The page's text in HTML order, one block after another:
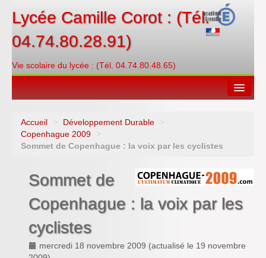
Lycée Camille Corot : (Tél.
04.74.80.28.91)
Vie scolaire du lycée : (Tél. 04.74.80.48.65)
Espace restauration
Contacter
PRONOTE
Créditer/Réserver
ENT
Accueil > Développement Durable
>
Copenhague 2009
>
Sommet de Copenhague : la voix par les cyclistes
Sommet de
Copenhague : la voix par les
cyclistes
mercredi 18 novembre 2009 (actualisé le 19 novembre